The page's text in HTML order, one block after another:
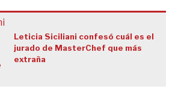
Leticia Siciliani confesó cuál es el
jurado de MasterChef que más
extraña